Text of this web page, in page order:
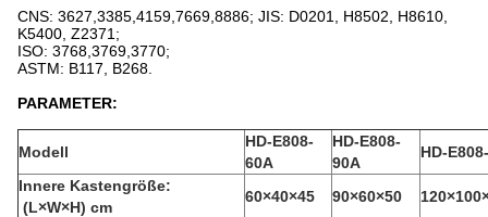
CNS: 3627,3385,4159,7669,8886; JIS: D0201, H8502, H8610,
K5400, Z2371;
ISO: 3768,3769,3770;
ASTM: B117, B268.
PARAMETER:
Modell
HD-E808-
60A
HD-E808-
90A
HD-
Innere Kastengröße:
(L×W×H) cm
60×40×45 90×60×50